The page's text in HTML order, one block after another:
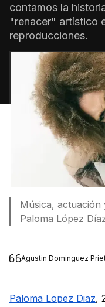
contamos la
"renacer" artístico
reproducciones.
Música,
Paloma López
Agustin Dominguez
Paloma Lopez Diaz,